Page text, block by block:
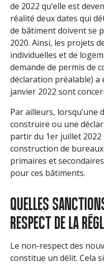
de 2022 qu’elle est
réalité deux dates qui
de bâtiment doivent se
2020. Ainsi, les projets
individuelles et de
demande de permis de
déclaration préalable)
janvier 2022 sont
Par ailleurs, lorsqu’une
construire ou une
partir du 1er juillet
construction de
primaires et
pour ces bâtiments.
QUELLES
RESPECT DE LA
Le non-respect des
constitue un délit. Cela